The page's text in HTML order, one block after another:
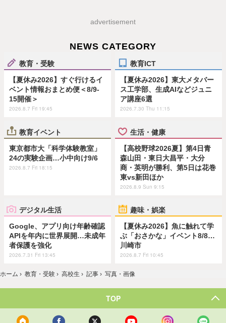
advertisement
NEWS CATEGORY
教育・受験
【夏休み2026】すぐ行けるイ
ベント情報おまとめ便＜8/9-
15開催＞
2026.8.7 Fri 19:45
教育ICT
【夏休み2026】東大メタバー
ス工学部、生成AIなどジュニ
ア講座6選
2026.7.30 Thu 11:15
教育イベント
東京都市大「科学体験教室」
24の実験企画…小中向け9/6
2026.8.7 Fri 18:15
生活・健康
【高校野球2026夏】第4日青
森山田・東日大昌平・大分
商・英明が勝利、第5日は花巻
東vs新田ほか
2026.8.9 Sun 9:15
デジタル生活
Google、アプリ向け年齢確認
APIを年内に世界展開…未成年
者保護を強化
2026.7.31 Fri 13:45
趣味・娯楽
【夏休み2026】魚に触れて学
ぶ「おさかな」イベント8/8…
川崎市
2026.8.7 Fri 10:45
ホーム › 教育・受験 › 高校生 › 記事 › 写真・画像
TOP